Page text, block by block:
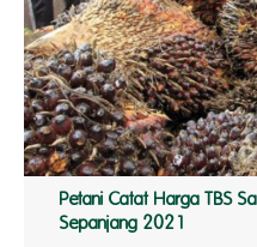
Petani Catat Harga TBS
Sepanjang 2021